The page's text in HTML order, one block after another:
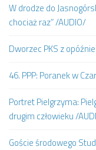
W drodze do
chociaż raz” /AUDIO/
Dworzec PKS z
46. PPP: Poranek w
Portret Pielgrzyma:
drugim człowieku /
Goście środowego